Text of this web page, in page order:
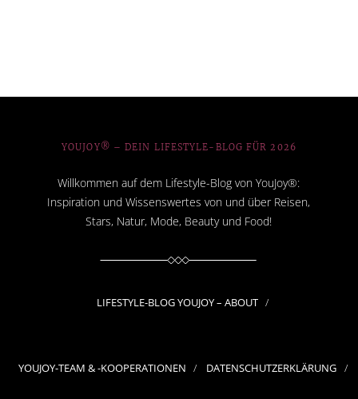
YOUJOY® – DEIN LIFESTYLE-BLOG FÜR 2026
Willkommen auf dem Lifestyle-Blog von YouJoy®:
Inspiration und Wissenswertes von und über Reisen,
Stars, Natur, Mode, Beauty und Food!
LIFESTYLE-BLOG YOUJOY – ABOUT
YOUJOY-TEAM & -KOOPERATIONEN DATENSCHUTZERKLÄRUNG